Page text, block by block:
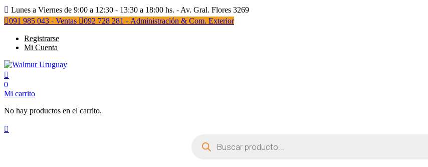
Lunes a Viernes de 9:00 a 12:30 - 13:30 a 18:00 hs. - Av. Gral. Flores 3269
091 985 043 - Ventas
092 728 281 - Administración & Com. Exterior
Registrarse
Mi Cuenta
0
Mi carrito
No hay productos en el carrito.
productos